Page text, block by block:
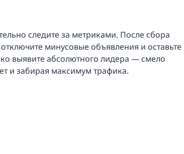
следите за метриками. После сбора
минусовые объявления и оставьте
выявите абсолютного лидера — смело
и забирая максимум трафика.